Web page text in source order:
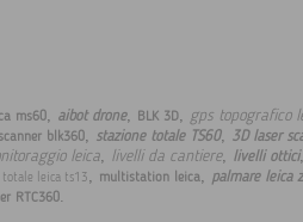
ms60, aibot drone, BLK 3D, gps topografico
blk360, stazione totale TS60, 3D laser
leica, livelli da cantiere, livelli ottici
totale leica ts13, multistation leica, palmare leica
RTC360.